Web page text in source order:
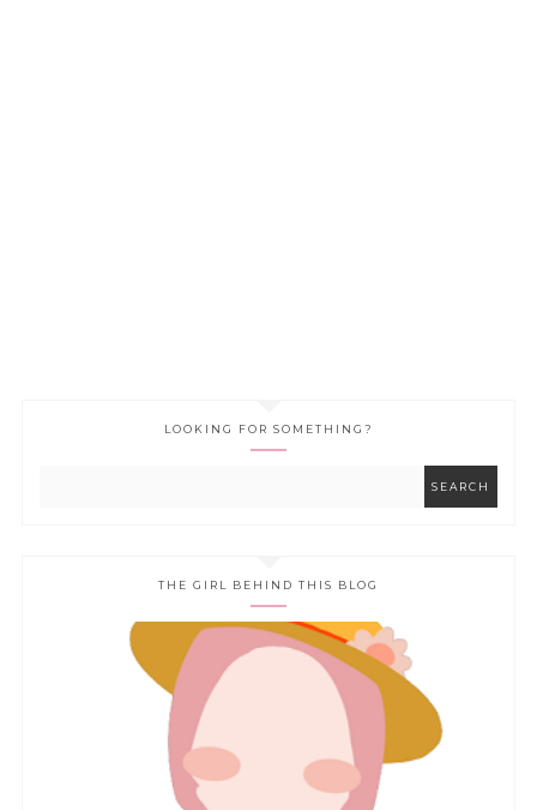
LOOKING FOR SOMETHING?
THE GIRL BEHIND THIS BLOG